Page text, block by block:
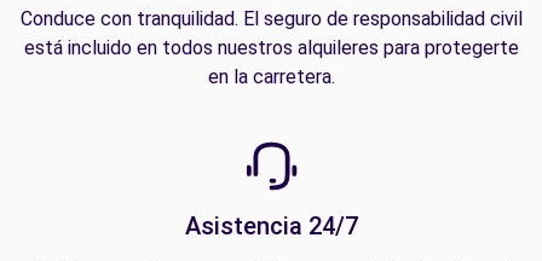
Conduce con tranquilidad. El seguro de responsabilidad civil
está incluido en todos nuestros alquileres para protegerte
en la carretera.
Asistencia 24/7